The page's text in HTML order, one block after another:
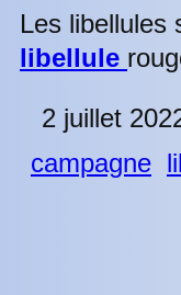
Les libellules
libellule
2 juillet
campagne